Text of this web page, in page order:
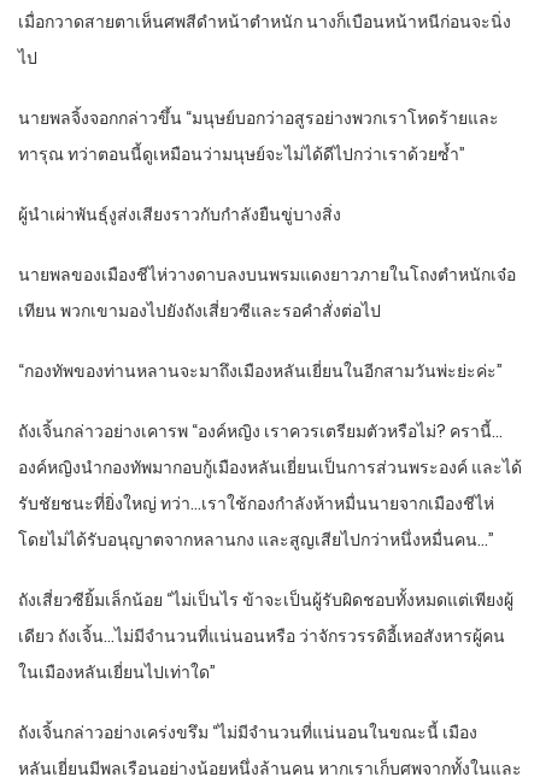
เมื่อกวาดสายตาเห็นศพสีดำหน้าตำหนัก นางก็เบือนหน้าหนีก่อนจะนิ่ง
ไป
นายพลจิ้งจอกกล่าวขึ้น “มนุษย์บอกว่าอสูรอย่างพวกเราโหดร้ายและ
ทารุณ ทว่าตอนนี้ดูเหมือนว่ามนุษย์จะไม่ได้ดีไปกว่าเราด้วยซ้ำ”
ผู้นำเผ่าพันธุ์งูส่งเสียงราวกับกำลังยืนขู่บางสิ่ง
นายพลของเมืองชีไห่วางดาบลงบนพรมแดงยาวภายในโถงตำหนักเจ๋อ
เทียน พวกเขามองไปยังถังเสี่ยวซีและรอคำสั่งต่อไป
“กองทัพของท่านหลานจะมาถึงเมืองหลันเยี่ยนในอีกสามวันพ่ะย่ะค่ะ”
ถังเจิ้นกล่าวอย่างเคารพ “องค์หญิง เราควรเตรียมตัวหรือไม่? ครานี้…
องค์หญิงนำกองทัพมากอบกู้เมืองหลันเยี่ยนเป็นการส่วนพระองค์ และได้
รับชัยชนะที่ยิ่งใหญ่ ทว่า…เราใช้กองกำลังห้าหมื่นนายจากเมืองชีไห่
โดยไม่ได้รับอนุญาตจากหลานกง และสูญเสียไปกว่าหนึ่งหมื่นคน…”
ถังเสี่ยวซียิ้มเล็กน้อย “ไม่เป็นไร ข้าจะเป็นผู้รับผิดชอบทั้งหมดแต่เพียงผู้
เดียว ถังเจิ้น…ไม่มีจำนวนที่แน่นอนหรือ ว่าจักรวรรดิอี้เหอสังหารผู้คน
ในเมืองหลันเยี่ยนไปเท่าใด”
ถังเจิ้นกล่าวอย่างเคร่งขรึม “ไม่มีจำนวนที่แน่นอนในขณะนี้ เมือง
หลันเยี่ยนมีพลเรือนอย่างน้อยหนึ่งล้านคน หากเราเก็บศพจากทั้งในและ